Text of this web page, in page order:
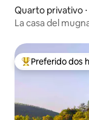
Quarto privativo
La casa del
Entre os
Preferido dos